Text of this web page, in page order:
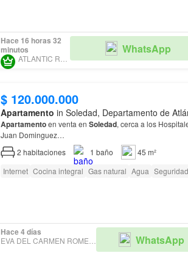
Hace 16 horas 32
minutos
ATLANTIC REALTY
WhatsApp
$ 120.000.000
Apartamento in Soledad, Departamento de
Apartamentoen venta en Soledad, cerca a los
Juan Dominguez…
2 habitaciones 1 baño
45 m²
Internet Cocina integral Gas natural Agua
Hace 4 días
EVA DEL CARMEN ROMERO RESTREPO WhatsApp